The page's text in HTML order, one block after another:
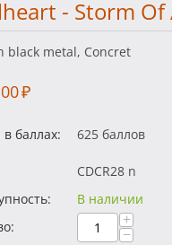
- Storm
black metal, Concret
₽
баллах: 625 баллов
CDCR28 n
В наличии
+
−